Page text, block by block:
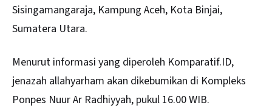
Sisingamangaraja, Kampung Aceh, Kota Binjai,
Sumatera Utara.
Menurut informasi yang diperoleh Komparatif.ID,
jenazah allahyarham akan dikebumikan di Kompleks
Ponpes Nuur Ar Radhiyyah, pukul 16.00 WIB.